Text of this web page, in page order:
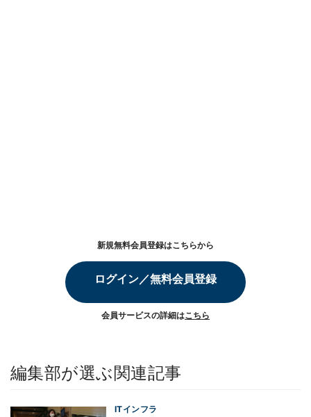
新規無料会員登録はこちらから
ログイン／無料会員登録
会員サービスの詳細はこちら
編集部が選ぶ関連記事
ITインフラ